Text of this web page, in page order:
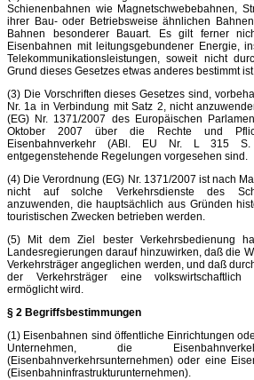
Schienenbahnen wie Magnetschwebebahnen,
ihrer Bau- oder Betriebsweise ähnlichen
Bahnen besonderer Bauart. Es gilt ferner
Eisenbahnen mit leitungsgebundener Energie,
Telekommunikationsleistungen, soweit nicht
Grund dieses Gesetzes etwas anderes bestimmt ist.
(3) Die Vorschriften dieses Gesetzes sind,
Nr. 1a in Verbindung mit Satz 2, nicht
(EG) Nr. 1371/2007 des Europäischen
Oktober 2007 über die Rechte und
Eisenbahnverkehr (ABl. EU Nr. L 315
entgegenstehende Regelungen vorgesehen sind.
(4) Die Verordnung (EG) Nr. 1371/2007 ist nach
nicht auf solche Verkehrsdienste des
anzuwenden, die hauptsächlich aus Gründen
touristischen Zwecken betrieben werden.
(5) Mit dem Ziel bester Verkehrsbedienung
Landesregierungen darauf hinzuwirken, daß die
Verkehrsträger angeglichen werden, und daß
der Verkehrsträger eine volkswirtschaftlich
ermöglicht wird.
§ 2 Begriffsbestimmungen
(1) Eisenbahnen sind öffentliche Einrichtungen
Unternehmen, die
(Eisenbahnverkehrsunternehmen) oder eine
(Eisenbahninfrastrukturunternehmen).